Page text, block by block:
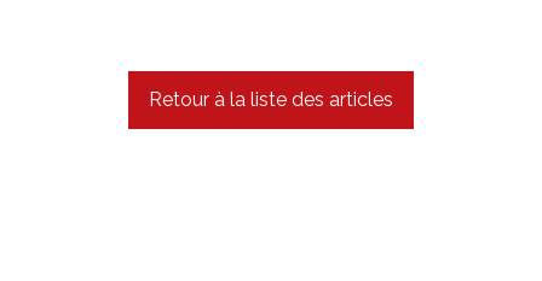
Retour à la liste des articles